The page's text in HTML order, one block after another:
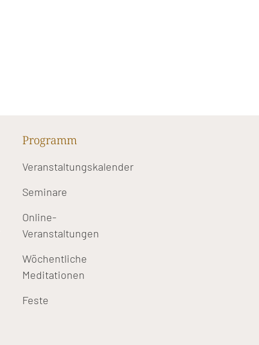
Programm
Veranstaltungskalender
Seminare
Online-
Veranstaltungen
Wöchentliche
Meditationen
Feste